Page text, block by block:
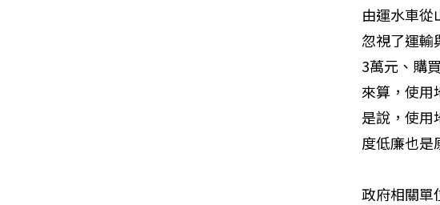
由運水車
忽視了運輸
3萬元、購
來算，使用
是說，使用
度低廉也是
政府相關單